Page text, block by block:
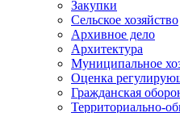
Закупки
Сельское хозяйство
Архивное дело
Архитектура
Муниципальное
Оценка
Гражданская
Территориально-